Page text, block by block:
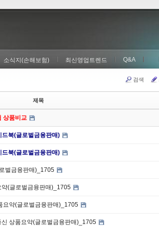
소식지(손해보험) 최신영업트렌드 Q&A
검색
제목
상품비교
북(글로벌금융판매)
북(글로벌금융판매)
벌금융판매)_1705
약(글로벌금융판매)_1705
요약(글로벌금융판매)_1705
상품요약(글로벌금융판매)_1705